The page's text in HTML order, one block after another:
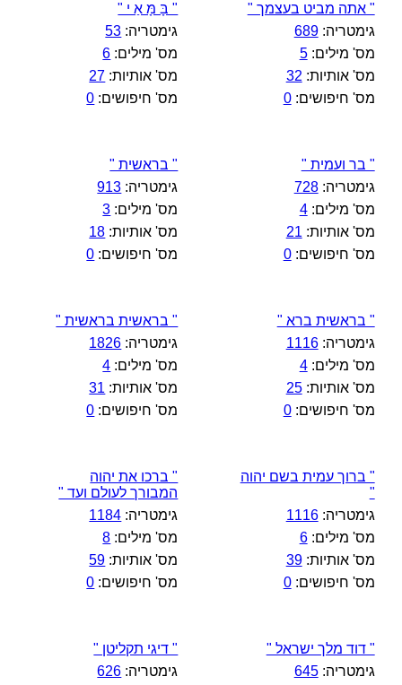
" אתה מביט בעצמך "
גימטריה:689
מס' מילים:5
מס' אותיות: 32
מס' חיפושים:0
" בָּ מָּ אַ י "
גימטריה: 53
מס' מילים: 6
מס' אותיות: 27
מס' חיפושים: 0
" בר ועמית "
גימטריה:728
מס' מילים:4
מס' אותיות: 21
מס' חיפושים:0
" בראשית "
גימטריה: 913
מס' מילים: 3
מס' אותיות: 18
מס' חיפושים: 0
" בראשית ברא "
גימטריה:1116
מס' מילים:4
מס' אותיות:25
מס' חיפושים:0
" בראשית בראשית "
גימטריה: 1826
מס' מילים: 4
מס' אותיות: 31
מס' חיפושים: 0
" ברוך עמית בשם יהוה
"
גימטריה:1116
מס' מילים:6
מס' אותיות:39
מס' חיפושים:0
" ברכו את יהוה
המבורך לעולם ועד "
גימטריה: 1184
מס' מילים: 8
מס' אותיות: 59
מס' חיפושים: 0
" דוד מלך ישראל "
גימטריה:645
" דיגי תקליטן "
גימטריה: 626